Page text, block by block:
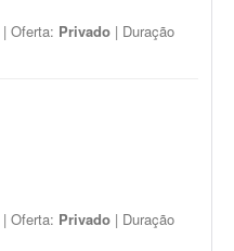
| Oferta: Privado | Duração
| Oferta: Privado | Duração